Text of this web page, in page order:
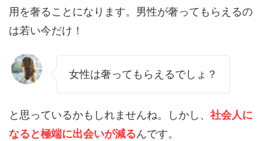
用を奢ることになります。男性が奢ってもらえるの
は若い今だけ！
女性は奢ってもらえるでしょ？
と思っているかもしれませんね。しかし、 社会人に
なると極端に出会いが減るんです。